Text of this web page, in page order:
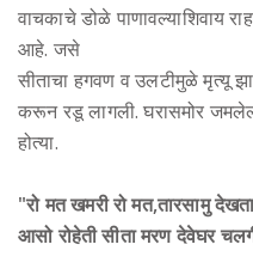
वाचकाचे डोळे पाणावल्याशिवाय
आहे. जसे
सीताचा हगवण व उलटीमुळे मृत्यू
करून रडू लागली. घरासमोर
होत्या.
"रो मत खमरी रो मत,तारसामु
आसो रोहेती सीता मरण देवेघर